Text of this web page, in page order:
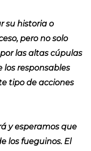
su historia o
pero no solo
las altas cúpulas
los responsables
tipo de acciones
y esperamos que
los fueguinos. El